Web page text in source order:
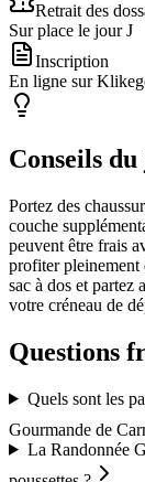
Retrait des
Sur place le jour J
Inscription
En ligne sur
Conseils
Portez des
couche
peuvent être frais
profiter pleinement
sac à dos et partez
votre créneau de
Questions
Quels sont les
Gourmande de
La Randonnée